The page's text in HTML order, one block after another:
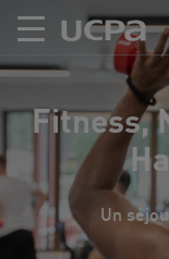
Fitness,
Un